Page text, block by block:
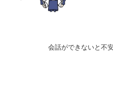
会話ができないと不